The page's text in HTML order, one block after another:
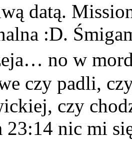
datą.
:D.
no w
czy padli,
czy
23:14 nic mi